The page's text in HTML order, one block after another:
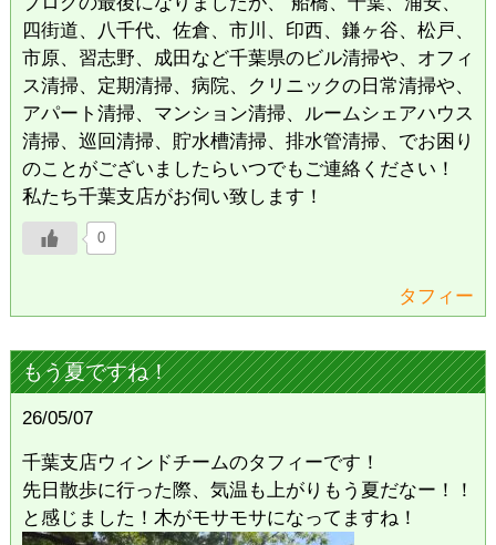
四街道、八千代、佐倉、市川、印西、鎌ヶ谷、松戸、
市原、習志野、成田など千葉県のビル清掃や、オフィ
ス清掃、定期清掃、病院、クリニックの日常清掃や、
アパート清掃、マンション清掃、ルームシェアハウス
清掃、巡回清掃、貯水槽清掃、排水管清掃、でお困り
のことがございましたらいつでもご連絡ください！
私たち千葉支店がお伺い致します！
0
タフィー
もう夏ですね！
26/05/07
千葉支店ウィンドチームのタフィーです！
先日散歩に行った際、気温も上がりもう夏だなー！！
と感じました！木がモサモサになってますね！